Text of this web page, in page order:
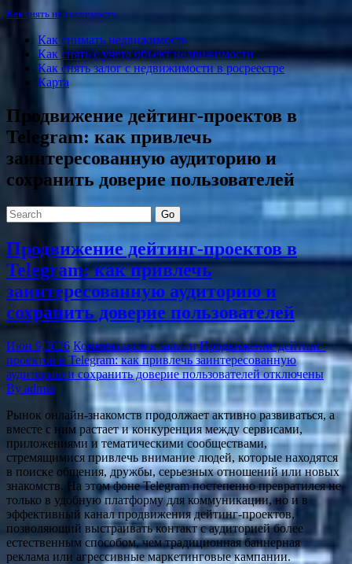
Как снять недвижимость
Как снимать недвижимость
Как снять с учета объект недвижимости
Как снять залог с недвижимости в росреестре
Карта
Продвижение дейтинг-проектов в
Telegram: как привлечь
заинтересованную аудиторию и
сохранить доверие пользователей
Go
Продвижение дейтинг-проектов в
Telegram: как привлечь
заинтересованную аудиторию и
сохранить доверие пользователей
Июн 9,2026 Комментариик записи Продвижение дейтинг-
проектов в Telegram: как привлечь заинтересованную
аудиторию и сохранить доверие пользователейотключены
By admin
Рынок онлайн-знакомств продолжает активно развиваться, а
вместе с ним растает и конкуренция между сервисами,
приложениями и тематическими сообществами,
стремящимися привлечь внимание людей, которые находятся
в поиске общения, дружбы, серьезных отношений или новых
знакомств. На этом фоне Telegram постепенно превратился не
только в удобную платформу для коммуникации, но и в
эффективный канал продвижения дейтинг-проектов,
позволяющий выстраивать контакт с аудиторией более
естественным способом, чем традиционная баннерная
реклама или агрессивные маркетинговые кампании.